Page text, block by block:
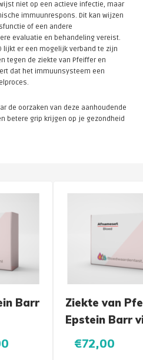
niet op een actieve infectie, maar
immuunrespons. Dit kan wijzen
of een andere
evaluatie en behandeling vereist.
lijkt er een mogelijk verband te zijn
tegen de ziekte van Pfeiffer en
dat het immuunsysteem een
de oorzaken van deze aanhoudende
betere grip krijgen op je gezondheid
Barr
Ziekte van
Epstein Barr
Blot
€72,00